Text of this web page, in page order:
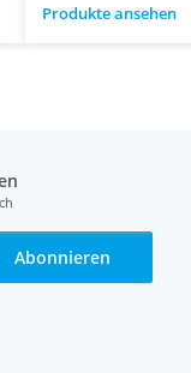
Produkte ansehen
Abonnieren